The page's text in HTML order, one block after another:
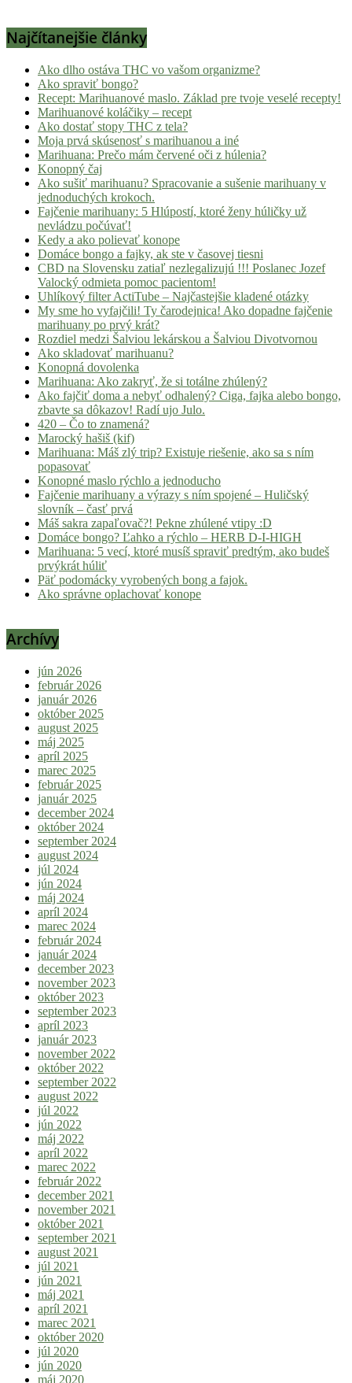
Najčítanejšie články
Ako dlho ostáva THC vo vašom organizme?
Ako spraviť bongo?
Recept: Marihuanové maslo. Základ pre tvoje veselé recepty!
Marihuanové koláčiky – recept
Ako dostať stopy THC z tela?
Moja prvá skúsenosť s marihuanou a iné
Marihuana: Prečo mám červené oči z húlenia?
Konopný čaj
Ako sušiť marihuanu? Spracovanie a sušenie marihuany v
jednoduchých krokoch.
Fajčenie marihuany: 5 Hlúpostí, ktoré ženy húličky už
nevládzu počúvať!
Kedy a ako polievať konope
Domáce bongo a fajky, ak ste v časovej tiesni
CBD na Slovensku zatiaľ nezlegalizujú !!! Poslanec Jozef
Valocký odmieta pomoc pacientom!
Uhlíkový filter ActiTube – Najčastejšie kladené otázky
My sme ho vyfajčili! Ty čarodejnica! Ako dopadne fajčenie
marihuany po prvý krát?
Rozdiel medzi Šalviou lekárskou a Šalviou Divotvornou
Ako skladovať marihuanu?
Konopná dovolenka
Marihuana: Ako zakryť, že si totálne zhúlený?
Ako fajčiť doma a nebyť odhalený? Ciga, fajka alebo bongo,
zbavte sa dôkazov! Radí ujo Julo.
420 – Čo to znamená?
Marocký hašiš (kif)
Marihuana: Máš zlý trip? Existuje riešenie, ako sa s ním
popasovať
Konopné maslo rýchlo a jednoducho
Fajčenie marihuany a výrazy s ním spojené – Huličský
slovník – časť prvá
Máš sakra zapaľovač?! Pekne zhúlené vtipy :D
Domáce bongo? Ľahko a rýchlo – HERB D-I-HIGH
Marihuana: 5 vecí, ktoré musíš spraviť predtým, ako budeš
prvýkrát húliť
Päť podomácky vyrobených bong a fajok.
Ako správne oplachovať konope
Archívy
jún 2026
február 2026
január 2026
október 2025
august 2025
máj 2025
apríl 2025
marec 2025
február 2025
január 2025
december 2024
október 2024
september 2024
august 2024
júl 2024
jún 2024
máj 2024
apríl 2024
marec 2024
február 2024
január 2024
december 2023
november 2023
október 2023
september 2023
apríl 2023
január 2023
november 2022
október 2022
september 2022
august 2022
júl 2022
jún 2022
máj 2022
apríl 2022
marec 2022
február 2022
december 2021
november 2021
október 2021
september 2021
august 2021
júl 2021
jún 2021
máj 2021
apríl 2021
marec 2021
október 2020
júl 2020
jún 2020
máj 2020